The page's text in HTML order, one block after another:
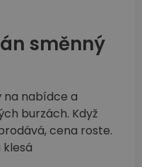
směnný
na nabídce a
burzách. Když
cena roste.